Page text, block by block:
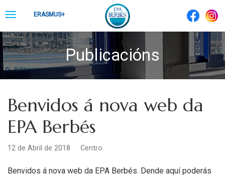
to ToggleERASMUS+
Publicacións
Benvidos á nova web da
EPA Berbés
12 de Abril de 2018 Centro
Benvidos á nova web da EPA Berbés. Dende aquí poderás